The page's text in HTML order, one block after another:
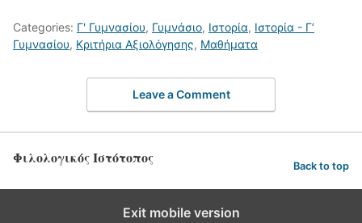
Categories: Γ' Γυμνασίου, Γυμνάσιο, Ιστορία, Ιστορία - Γ’
Γυμνασίου, Κριτήρια Αξιολόγησης, Μαθήματα
Leave a Comment
Φιλολογικός Ιστότοπος Back to top
Exit mobile version